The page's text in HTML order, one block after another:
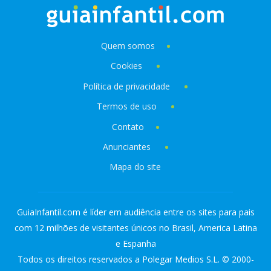
Quem somos
Cookies
Política de privacidade
Termos de uso
Contato
Anunciantes
Mapa do site
GuiaInfantil.com é líder em audiência entre os sites para pais
com 12 milhões de visitantes únicos no Brasil, America Latina
e Espanha
Todos os direitos reservados a Polegar Medios S.L. © 2000-